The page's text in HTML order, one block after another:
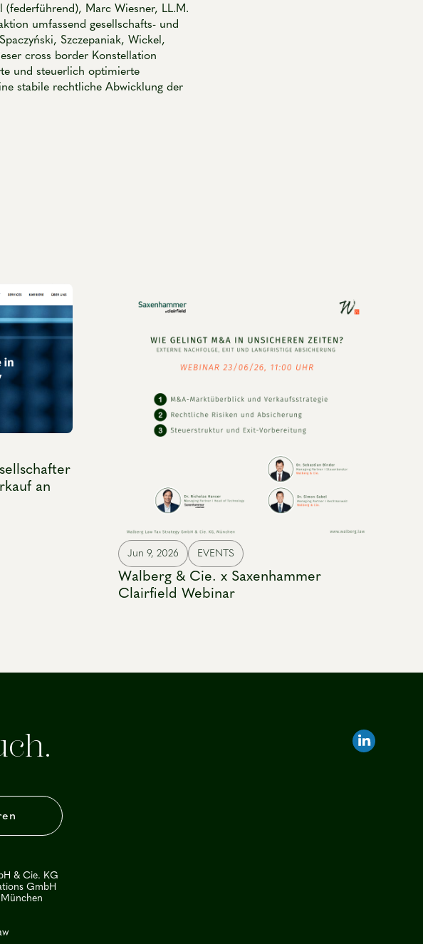
(federführend), Marc Wiesner, LL.M.
umfassend gesellschafts- und
Szczepaniak, Wickel,
cross border Konstellation
und steuerlich optimierte
stabile rechtliche Abwicklung der
an
Jun 9, 2026 EVENTS
Walberg & Cie. x Saxenhammer
Clairfield Webinar
& Cie. KG
GmbH